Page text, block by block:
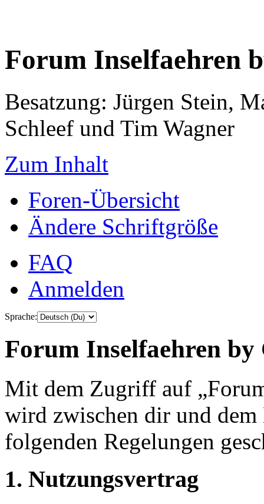
Forum Inselfaehren
Besatzung: Jürgen Stein,
Schleef und Tim Wagner
Zum Inhalt
Foren-Übersicht
Ändere Schriftgröße
FAQ
Anmelden
Sprache:
Forum Inselfaehren
Mit dem Zugriff auf
wird zwischen dir und
folgenden Regelungen
1. Nutzungsvertrag